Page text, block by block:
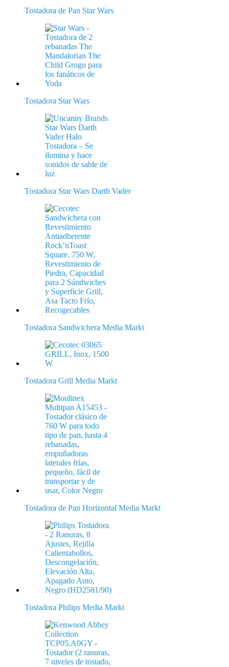
Tostadora de Pan Star Wars
Tostadora Star Wars
Tostadora Star Wars Darth Vader
Tostadora Sandwichera Media Markt
Tostadora Grill Media Markt
Tostadora de Pan Horizontal Media Markt
Tostadora Philips Media Markt